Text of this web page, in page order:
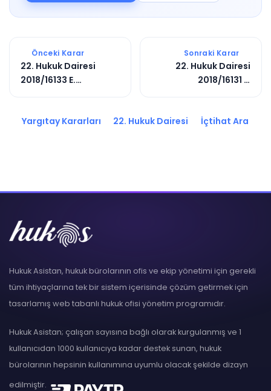
Önceki Karar
22. Hukuk Dairesi
2018/16133 E.
Sonraki Karar
22. Hukuk Dairesi
2018/16131 E.
Yargıtay Kararları 22. Hukuk Dairesi İçtihat Ara
Hukuk Asistan, hukuk bürolarının ofis ve ekip yönetimi için gerekli
tüm ihtiyaçlarına tek bir sistem içerisinde çözüm getirmek için
tasarlamış web tabanlı hukuk ofisi yönetim programıdır.
Hukuk Asistan; çalışan sayısına bağlı olarak kurgulanmış ve 1
kullanıcıdan 1000 kullanıcıya kadar destek sunan, hukuk
bürolarının hepsinin kullanımına uyumlu olacak şekilde dizayn
edilmiştir.